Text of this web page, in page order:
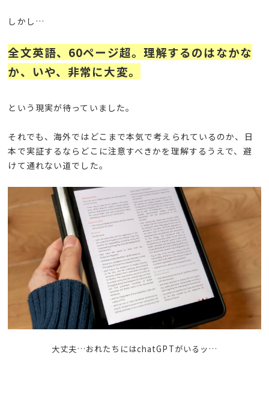
しかし…
全文英語、60ページ超。理解するのはなかな
か、いや、非常に大変。
という現実が待っていました。
それでも、海外ではどこまで本気で考えられているのか、日
本で実証するならどこに注意すべきかを理解するうえで、避
けて通れない道でした。
大丈夫…おれたちにはchatGPTがいるッ…